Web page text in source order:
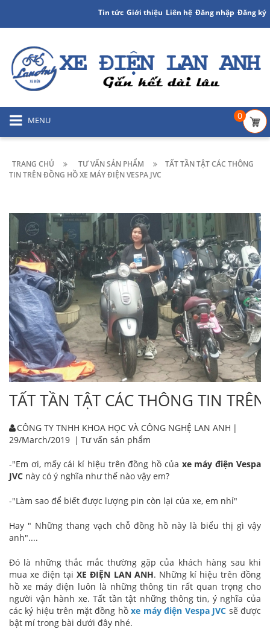
Tin tức Giới thiệu Liên hệ Đăng nhập Đăng ký
MENU 0
TRANG CHỦ TƯ VẤN SẢN PHẨM
TẤT TẦN TẬT CÁC THÔNG
TIN TRÊN ĐỒNG HỒ XE MÁY ĐIỆN VESPA JVC
TẤT TẦN TẬT CÁC THÔNG TIN
CÔNG TY TNHH KHOA HỌC VÀ CÔNG NGHỆ LAN ANH |
29/March/2019 | Tư vấn sản phẩm
-"Em ơi, mấy cái kí hiệu trên đồng hồ của xe máy điện Vespa
JVC này có ý nghĩa như thế nào vậy em?
-"Làm sao để biết được lượng pin còn lại của xe, em nhỉ"
Hay " Những thang vạch chỗ đồng hồ này là biểu thị gì vậy
anh"....
Đó là những thắc mắc thường gặp của khách hàng sau khi
mua xe điện tại XE ĐIỆN LAN ANH. Những kí hiệu trên đồng
hồ xe máy điện luôn là những thông tin rất quan trọng cho
người vận hành xe. Tất tần tật những thông tin, ý nghĩa của
các ký hiệu trên mặt đồng hồxe máy điện Vespa JVC sẽ được
bật mí trong bài dưới đây nhé.